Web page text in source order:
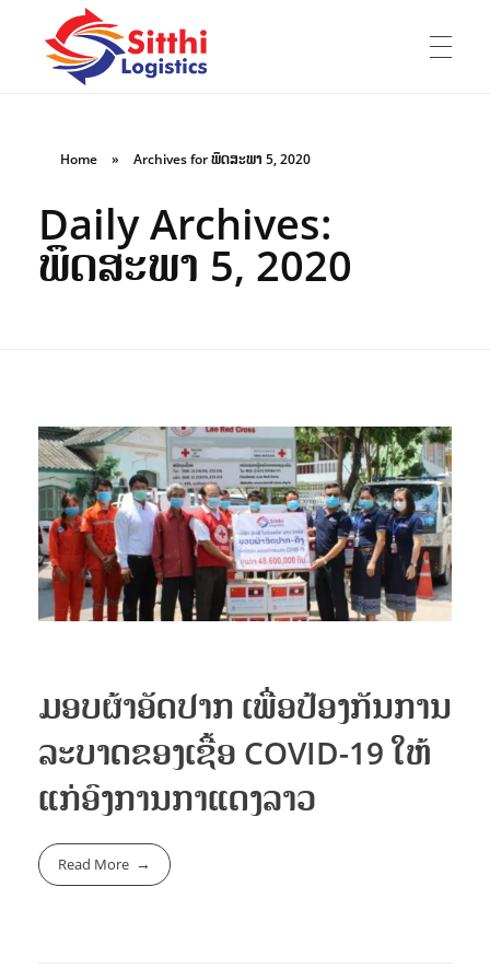
ກ່ຽວກັບເຮົາ
ປະຫວັດບໍລິສັດ
ຄະນະບໍລິຫານ
ວິໄສທັດ ແລະ ພັນທະກິດ
ສະຖານທີ່ປະຕິບັດງານ
Supply Chain
Oil Transportation
Customs Clearance
Container Tracking
ໂຄງການ
ການລົງທຶນ
ຂ່າວ ແລະ ສັງຄົມ
ຂ່າວສານ
ຕິດຕໍ່
Home » Archives for ພຶດສະພາ 5, 2020
Daily Archives:
ພຶດສະພາ 5, 2020
ມອບຜ້າອັດປາກ ເພື່ອປ້ອງກັນການ
ລະບາດຂອງເຊື້ອ COVID-19 ໃຫ້
ແກ່ອົງການກາແດງລາວ
Read More